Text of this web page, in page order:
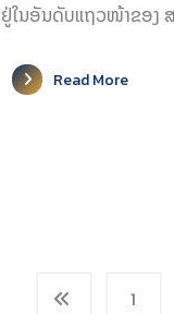
ຢູ່ໃນອັນດັບແຖວໜ້າຂອງ
Read More
1